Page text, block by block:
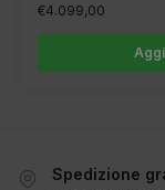
€4.099,00
Spedizione